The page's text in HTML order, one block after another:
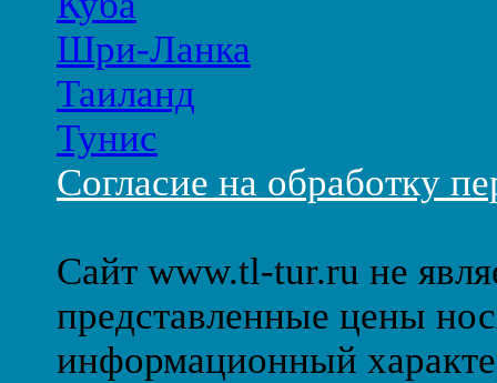
Шри-Ланка
Таиланд
Тунис
Согласие на обработку
Сайт www.tl-tur.ru не
представленные цены
информационный